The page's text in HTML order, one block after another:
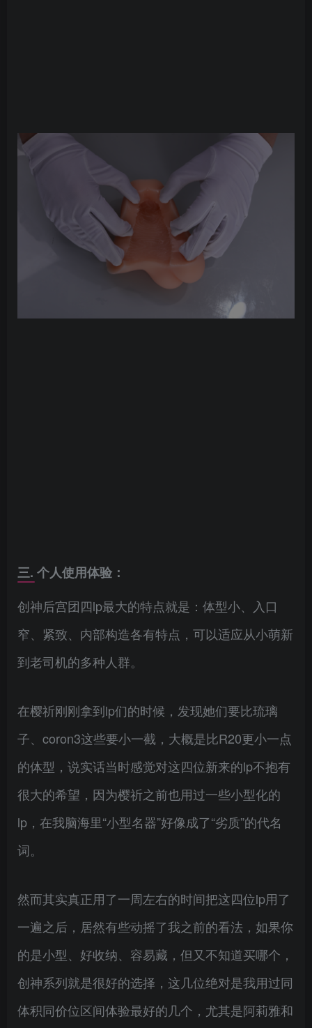
三. 个人使用体验：
创神后宫团四lp最大的特点就是：体型小、入口
窄、紧致、内部构造各有特点，可以适应从小萌新
到老司机的多种人群。
在樱祈刚刚拿到lp们的时候，发现她们要比琉璃
子、coron3这些要小一截，大概是比R20更小一点
的体型，说实话当时感觉对这四位新来的lp不抱有
很大的希望，因为樱祈之前也用过一些小型化的
lp，在我脑海里“小型名器”好像成了“劣质”的代名
词。
然而其实真正用了一周左右的时间把这四位lp用了
一遍之后，居然有些动摇了我之前的看法，如果你
的是小型、好收纳、容易藏，但又不知道买哪个，
创神系列就是很好的选择，这几位绝对是我用过同
体积同价位区间体验最好的几个，尤其是阿莉雅和